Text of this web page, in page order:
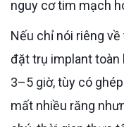
nguy cơ tim mạch
Nếu chỉ nói riêng về thời lượng, tại Dr. Care, quy trình
đặt trụ implant
3–5 giờ, tùy có
mất nhiều răng